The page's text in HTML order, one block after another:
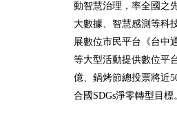
動智慧治理，率全國之
大數據、智慧感測等科
展數位市民平台《台中
等大型活動提供數位平
億、鍋烤節總投票將近
合國SDGs淨零轉型目標